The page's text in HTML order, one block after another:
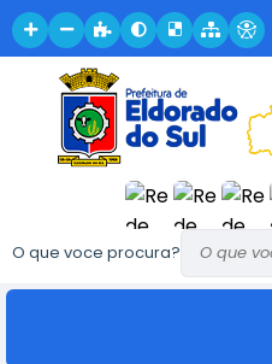
O que voce procura?